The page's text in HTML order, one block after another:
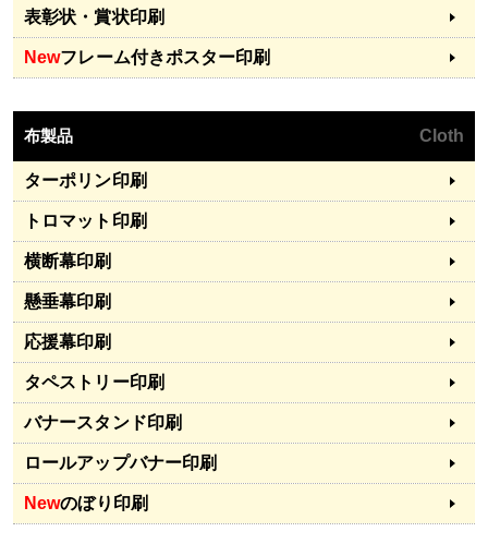
表彰状・賞状印刷
Newフレーム付きポスター印刷
布製品 Cloth
ターポリン印刷
トロマット印刷
横断幕印刷
懸垂幕印刷
応援幕印刷
タペストリー印刷
バナースタンド印刷
ロールアップバナー印刷
Newのぼり印刷